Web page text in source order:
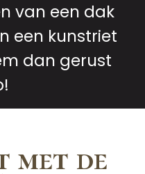
van een dak
een kunstriet
dan gerust
de